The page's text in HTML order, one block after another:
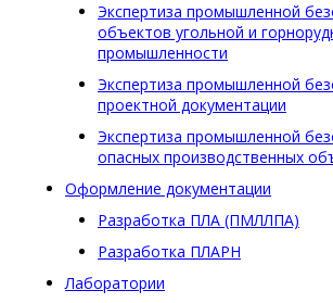
Экспертиза промышленной
объектов угольной и
промышленности
Экспертиза промышленной
проектной документации
Экспертиза промышленной
опасных производственных
Оформление документации
Разработка ПЛА (ПМЛЛПА)
Разработка ПЛАРН
Лаборатории